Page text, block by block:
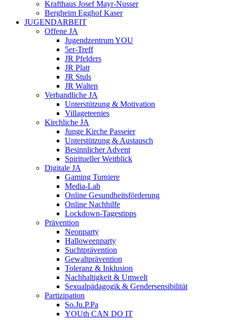
Krafthaus Josef Mayr-Nusser
Bergheim Egghof Kaser
JUGENDARBEIT
Offene JA
Jugendzentrum YOU
5er-Treff
JR Pfelders
JR Platt
JR Stuls
JR Walten
Verbandliche JA
Unterstützung & Motivation
Villageteenies
Kirchliche JA
Junge Kirche Passeier
Unterstützung & Austausch
Besinnlicher Advent
Spiritueller Weitblick
Digitale JA
Gaming Turniere
Media-Lab
Online Gesundheitsförderung
Online Nachhilfe
Lockdown-Tagestipps
Prävention
Neonparty
Halloweenparty
Suchtprävention
Gewaltprävention
Toleranz & Inklusion
Nachhaltigkeit & Umwelt
Sexualpädagogik & Gendersensibilität
Partizipation
So.Ju.P.Pa
YOUth CAN DO IT